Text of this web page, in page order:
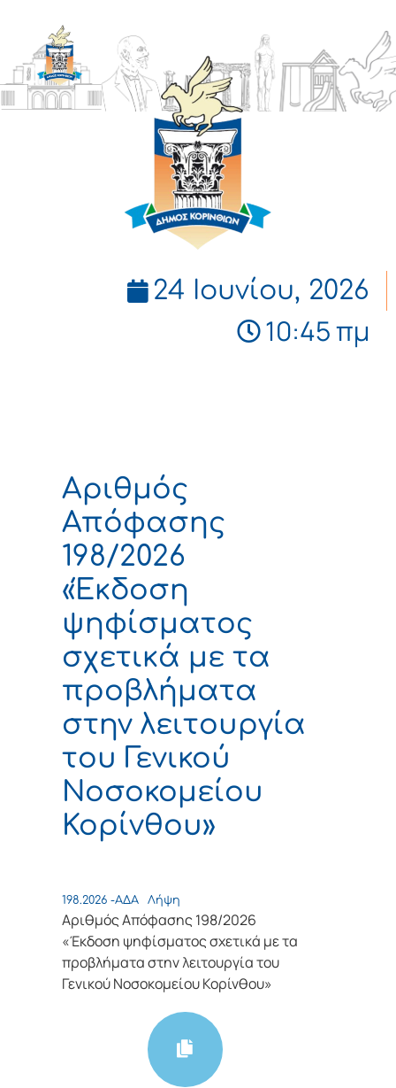
ΔΗΜΟΣ
ΚΟΡΙΝΘΙΩΝ
24 Ιουνίου, 2026
10:45 πμ
Αριθμός
Απόφασης
198/2026
«Έκδοση
ψηφίσματος
σχετικά με τα
προβλήματα
στην λειτουργία
του Γενικού
Νοσοκομείου
Κορίνθου»
198.2026 -ΑΔΑ Λήψη
Αριθμός Απόφασης 198/2026
«Έκδοση ψηφίσματος σχετικά με τα
προβλήματα στην λειτουργία του
Γενικού Νοσοκομείου Κορίνθου»